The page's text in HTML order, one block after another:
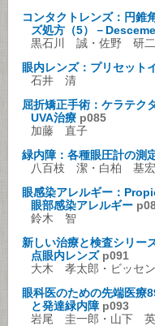
コンタクトレンズ：円錐
ズ処方（5）－
黒石川 誠・佐野 研二
眼内レンズ：プリセット
石井 清
屈折矯正手術：ケラテク
UVA治療 p085
加藤 直子
緑内障：各種眼圧計の測
八百枝 潔・白柏 基宏
眼感染アレルギー：
眼部感染アレルギー
鈴木 智
新しい治療と検査シリー
点眼内レンズ p091
大木 孝太郎・ビッセ
眼科医のための先端医療
と発達緑内障 p093
岩尾 圭一郎・山下